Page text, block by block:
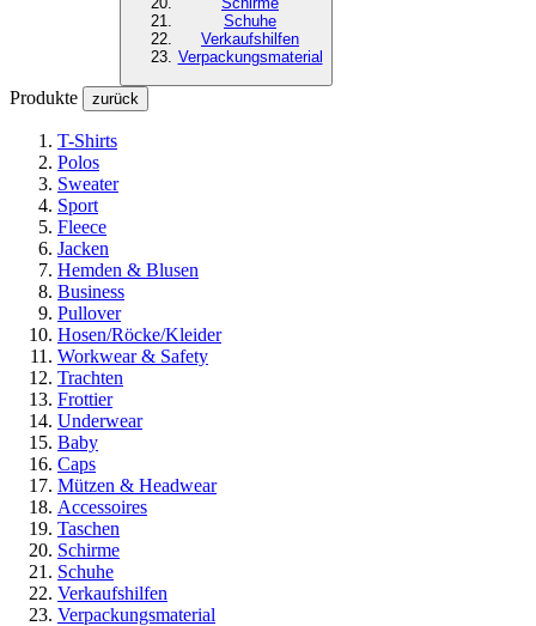
Schuhe
Verkaufshilfen
Verpackungsmaterial
Produkte zurück
T-Shirts
Polos
Sweater
Sport
Fleece
Jacken
Hemden & Blusen
Business
Pullover
Hosen/Röcke/Kleider
Workwear & Safety
Trachten
Frottier
Underwear
Baby
Caps
Mützen & Headwear
Accessoires
Taschen
Schirme
Schuhe
Verkaufshilfen
Verpackungsmaterial